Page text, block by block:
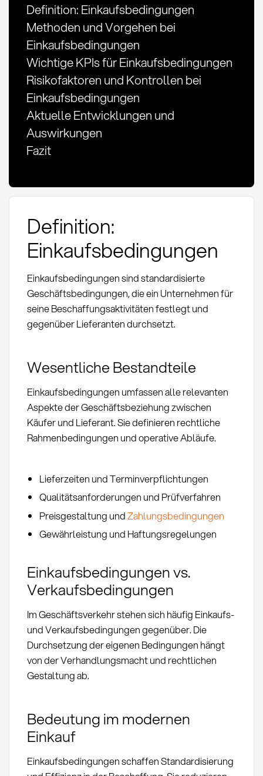
Definition: Einkaufsbedingungen
Methoden und Vorgehen bei
Einkaufsbedingungen
Wichtige KPIs für Einkaufsbedingungen
Risikofaktoren und Kontrollen bei
Einkaufsbedingungen
Aktuelle Entwicklungen und
Auswirkungen
Fazit
Definition:
Einkaufsbedingungen
Einkaufsbedingungen sind standardisierte
Geschäftsbedingungen, die ein Unternehmen für
seine Beschaffungsaktivitäten festlegt und
gegenüber Lieferanten durchsetzt.
Wesentliche Bestandteile
Einkaufsbedingungen umfassen alle relevanten
Aspekte der Geschäftsbeziehung zwischen
Käufer und Lieferant. Sie definieren rechtliche
Rahmenbedingungen und operative Abläufe.
Lieferzeiten und Terminverpflichtungen
Qualitätsanforderungen und Prüfverfahren
Preisgestaltung undZahlungsbedingungen
Gewährleistung und Haftungsregelungen
Einkaufsbedingungen vs.
Verkaufsbedingungen
Im Geschäftsverkehr stehen sich häufig Einkaufs-
und Verkaufsbedingungen gegenüber. Die
Durchsetzung der eigenen Bedingungen hängt
von der Verhandlungsmacht und rechtlichen
Gestaltung ab.
Bedeutung im modernen
Einkauf
Einkaufsbedingungen schaffen Standardisierung